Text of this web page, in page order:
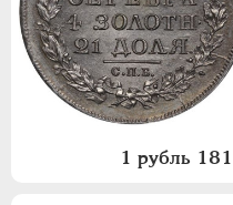
1 рубль